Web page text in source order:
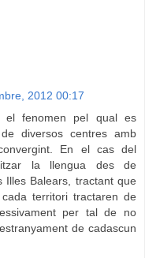
2012 00:17
el fenomen pel qual es
diversos centres amb
En el cas del
la llengua des de
Illes Balears, tractant que
territori tractaren de
per tal de no
de cadascun